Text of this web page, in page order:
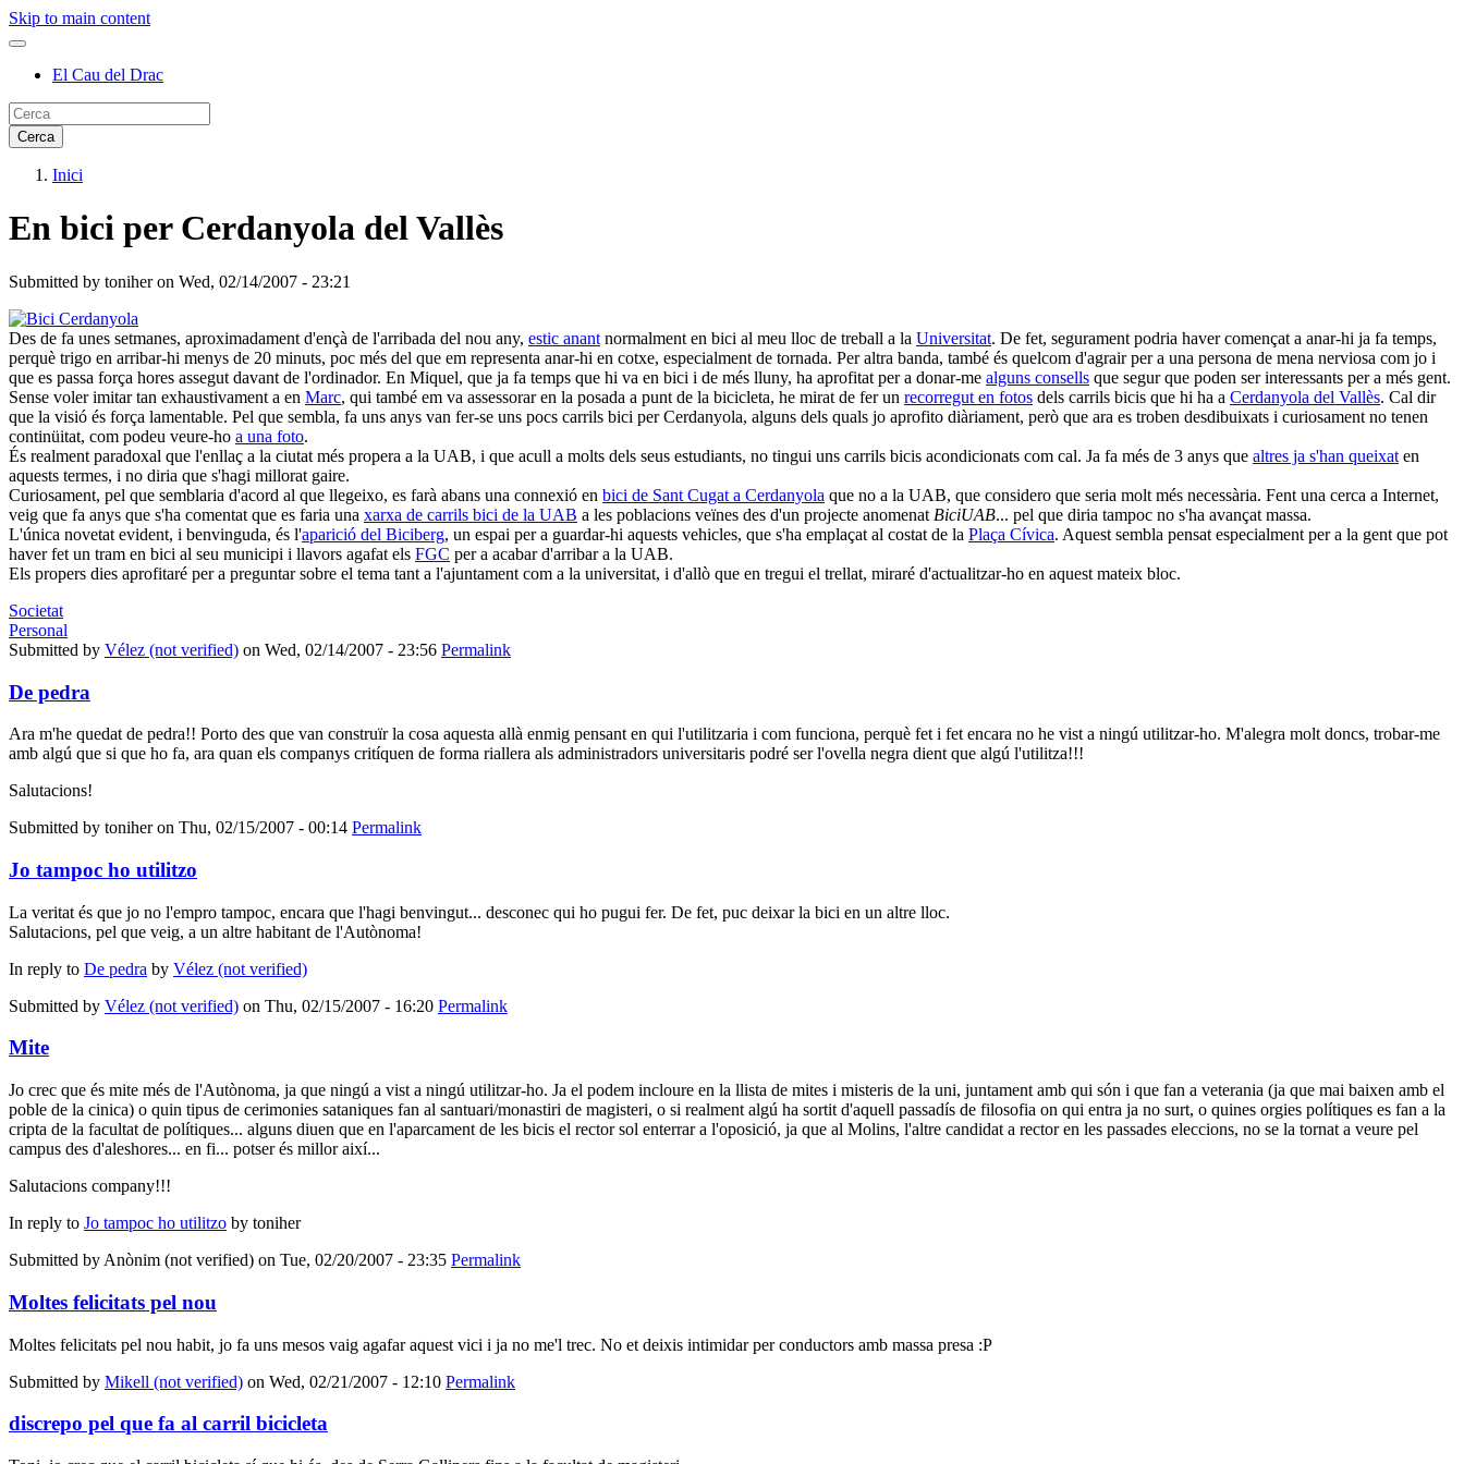
Skip to main content
El Cau del Drac
Inici
En bici per Cerdanyola del Vallès
Submitted by toniheron Wed, 02/14/2007 - 23:21
Des de fa unes setmanes, aproximadament d'ençà de l'arribada del nou any, estic anant normalment en bici al meu lloc de treball a la Universitat. De fet, segurament podria haver començat a anar-hi ja fa temps,
perquè trigo en arribar-hi menys de 20 minuts, poc més del que em representa anar-hi en cotxe, especialment de tornada. Per altra banda, també és quelcom d'agrair per a una persona de mena nerviosa com jo i
que es passa força hores assegut davant de l'ordinador. En Miquel, que ja fa temps que hi va en bici i de més lluny, ha aprofitat per a donar-me alguns consells que segur que poden ser interessants per a més gent.
Sense voler imitar tan exhaustivament a en Marc, qui també em va assessorar en la posada a punt de la bicicleta, he mirat de fer un recorregut en fotos dels carrils bicis que hi ha a Cerdanyola del Vallès. Cal dir
que la visió és força lamentable. Pel que sembla, fa uns anys van fer-se uns pocs carrils bici per Cerdanyola, alguns dels quals jo aprofito diàriament, però que ara es troben desdibuixats i curiosament no tenen
continüitat, com podeu veure-ho a una foto.
És realment paradoxal que l'enllaç a la ciutat més propera a la UAB, i que acull a molts dels seus estudiants, no tingui uns carrils bicis acondicionats com cal. Ja fa més de 3 anys que altres ja s'han queixat en
aquests termes, i no diria que s'hagi millorat gaire.
Curiosament, pel que semblaria d'acord al que llegeixo, es farà abans una connexió en bici de Sant Cugat a Cerdanyola que no a la UAB, que considero que seria molt més necessària. Fent una cerca a Internet,
veig que fa anys que s'ha comentat que es faria una xarxa de carrils bici de la UAB a les poblacions veïnes des d'un projecte anomenat BiciUAB... pel que diria tampoc no s'ha avançat massa.
L'única novetat evident, i benvinguda, és l'aparició del Biciberg, un espai per a guardar-hi aquests vehicles, que s'ha emplaçat al costat de la Plaça Cívica. Aquest sembla pensat especialment per a la gent que pot
haver fet un tram en bici al seu municipi i llavors agafat els FGC per a acabar d'arribar a la UAB.
Els propers dies aprofitaré per a preguntar sobre el tema tant a l'ajuntament com a la universitat, i d'allò que en tregui el trellat, miraré d'actualitzar-ho en aquest mateix bloc.
Societat
Personal
Submitted by Vélez (not verified) on Wed, 02/14/2007 - 23:56 Permalink
De pedra
Ara m'he quedat de pedra!! Porto des que van construïr la cosa aquesta allà enmig pensant en qui l'utilitzaria i com funciona, perquè fet i fet encara no he vist a ningú utilitzar-ho. M'alegra molt doncs, trobar-me
amb algú que si que ho fa, ara quan els companys critíquen de forma riallera als administradors universitaris podré ser l'ovella negra dient que algú l'utilitza!!!
Salutacions!
Submitted by toniheron Thu, 02/15/2007 - 00:14 Permalink
Jo tampoc ho utilitzo
La veritat és que jo no l'empro tampoc, encara que l'hagi benvingut... desconec qui ho pugui fer. De fet, puc deixar la bici en un altre lloc.
Salutacions, pel que veig, a un altre habitant de l'Autònoma!
In reply to De pedra by Vélez (not verified)
Submitted by Vélez (not verified) on Thu, 02/15/2007 - 16:20 Permalink
Mite
Jo crec que és mite més de l'Autònoma, ja que ningú a vist a ningú utilitzar-ho. Ja el podem incloure en la llista de mites i misteris de la uni, juntament amb qui són i que fan a veterania (ja que mai baixen amb el
poble de la cinica) o quin tipus de cerimonies sataniques fan al santuari/monastiri de magisteri, o si realment algú ha sortit d'aquell passadís de filosofia on qui entra ja no surt, o quines orgies polítiques es fan a la
cripta de la facultat de polítiques... alguns diuen que en l'aparcament de les bicis el rector sol enterrar a l'oposició, ja que al Molins, l'altre candidat a rector en les passades eleccions, no se la tornat a veure pel
campus des d'aleshores... en fi... potser és millor així...
Salutacions company!!!
In reply to Jo tampoc ho utilitzo by toniher
Submitted by Anònim (not verified) on Tue, 02/20/2007 - 23:35 Permalink
Moltes felicitats pel nou
Moltes felicitats pel nou habit, jo fa uns mesos vaig agafar aquest vici i ja no me'l trec. No et deixis intimidar per conductors amb massa presa :P
Submitted by Mikell (not verified) on Wed, 02/21/2007 - 12:10 Permalink
discrepo pel que fa al carril bicicleta